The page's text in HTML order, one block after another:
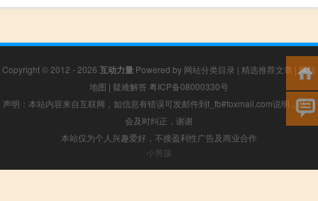
Copyright © 2012 - 2026 互动力量 Powered by 网站分类目录 | 精选推荐文章 | 网站
地图 | 疑难解答 粤ICP备08000330号
声明：本站内容来自互联网，如信息有错误可发邮件到f_fb#foxmail.com说明，我们
会及时纠正，谢谢
本站仅为个人兴趣爱好，不接盈利性广告及商业合作
小男孩